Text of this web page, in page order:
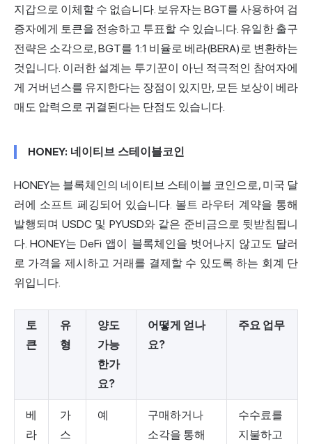
지갑으로 이체할 수 없습니다. 보유자는 BGT를 사용하여 검
증자에게 토큰을 전송하고 투표할 수 있습니다. 유일한 출구
전략은 소각으로, BGT를 1:1 비율로 베라(BERA)로 변환하는
것입니다. 이러한 설계는 투기꾼이 아닌 적극적인 참여자에
게 거버넌스를 유지한다는 장점이 있지만, 모든 보상이 베라
매도 압력으로 귀결된다는 단점도 있습니다.
HONEY: 네이티브 스테이블코인
HONEY는 블록체인의 네이티브 스테이블 코인으로, 미국 달
러에 소프트 페깅되어 있습니다. 볼트 라우터 계약을 통해
발행되며 USDC 및 PYUSD와 같은 준비금으로 뒷받침됩니
다. HONEY는 DeFi 앱이 블록체인을 벗어나지 않고도 달러
로 가격을 제시하고 거래를 결제할 수 있도록 하는 회계 단
위입니다.
토
큰
유
형
양도
가능
한가
요?
어떻게 얻나
요?
주요 업무
베
라
가
스
예
구매하거나
소각을 통해
수수료를
지불하고